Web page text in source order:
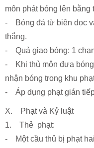
môn phát bóng lên bằng
- Bóng đá từ biên dọc
thắng.
- Quả giao bóng: 1
- Khi thủ môn đưa
nhận bóng trong khu
- Áp dụng phạt gián
X. Phạt và Kỷ luật
1. Thẻ phạt:
- Một cầu thủ bị phạt